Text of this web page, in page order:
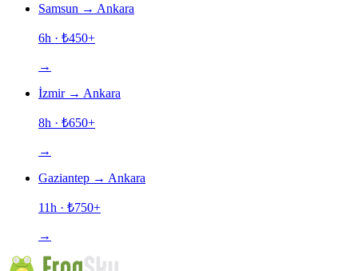
Samsun → Ankara
6h · ₺450+
→
İzmir→ Ankara
8h · ₺650+
→
Gaziantep → Ankara
11h · ₺750+
→